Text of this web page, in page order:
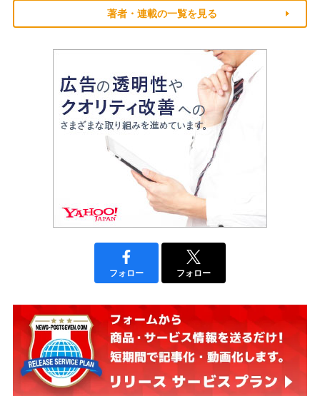
著者・連載の一覧を見る
フォロー フォロー